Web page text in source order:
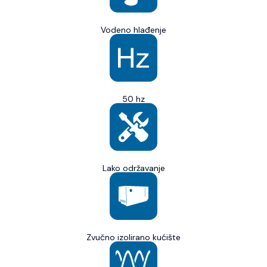
Vodeno hlađenje
50 hz
Lako održavanje
Zvučno izolirano kućište